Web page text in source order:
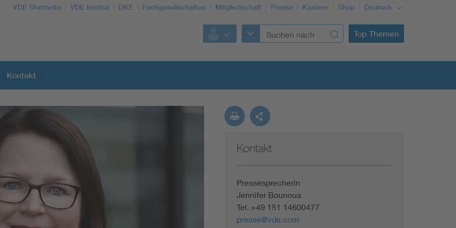
VDE Startseite VDE Institut DKE Fachgesellschaften Mitgliedschaft Presse Karriere Shop Deutsch
Top Themen
Weitere Themen
Assisted Living
Electromobility
Energy efficiency
Building Services Engineering
Information and communications technology ICT
Education + profession
Kontakt
Kontakt
Pressesprecherin
Jennifer Bounoua
Tel. +49 151 14600477
presse@vde.com